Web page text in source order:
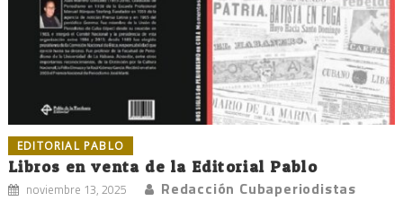
EDITORIAL PABLO
Libros en venta de la Editorial Pablo
noviembre 13, 2025 Redacción Cubaperiodistas